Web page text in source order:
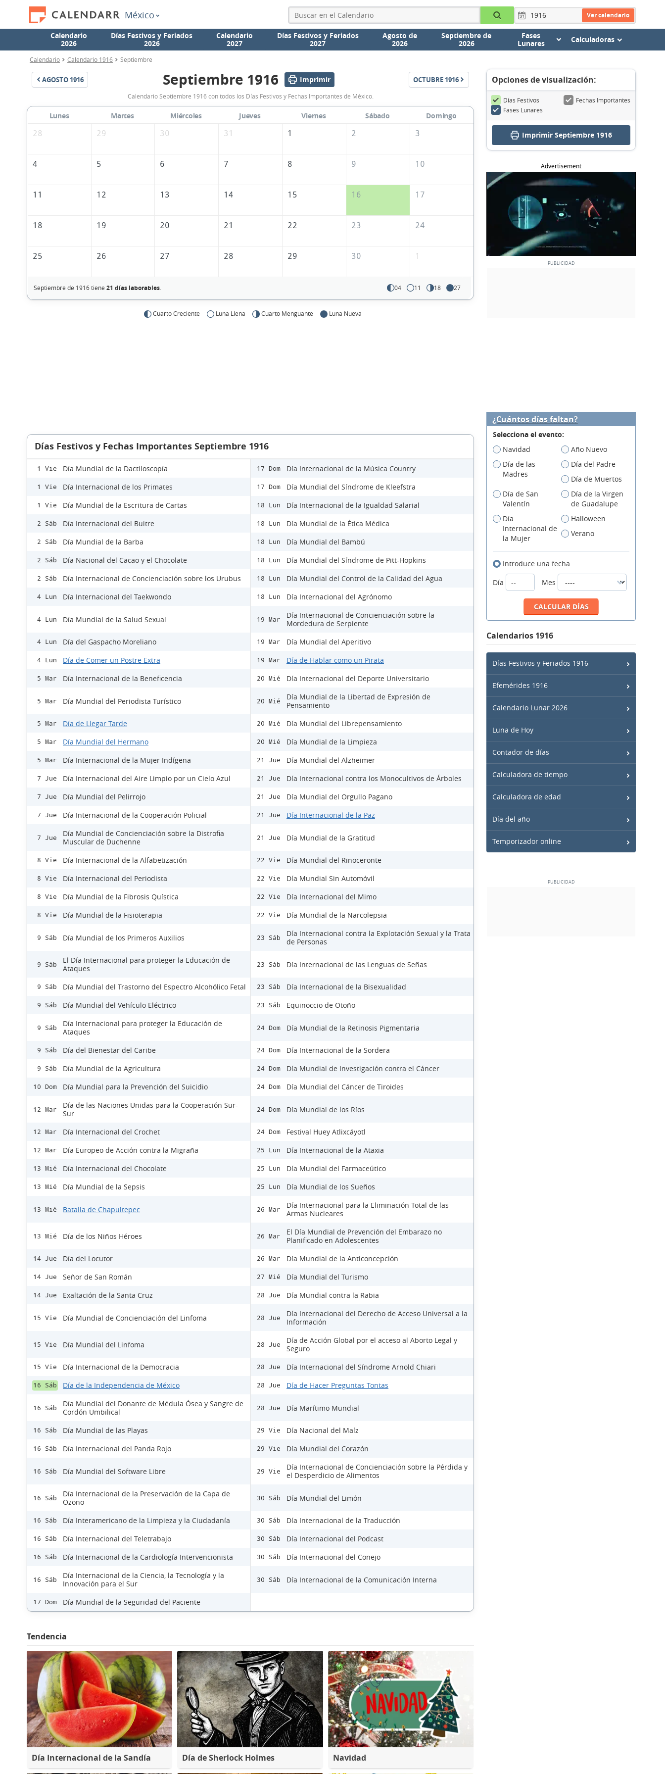
México Ver calendario
Calendario
2026
Días Festivos y Feriados
2026
Calendario
2027
Días Festivos y Feriados
2027
Agosto de
2026
Septiembre de
2026
Fases
Lunares
Calculadoras
Calendario Calendario 1916 Septiembre
AGOSTO 1916
Calendario
Septiembre
1916
México
Septiembre 1916 Imprimir OCTUBRE 1916
Calendario Septiembre 1916 con todos los Días Festivos y Fechas Importantes de México.
Lunes Martes Miércoles Jueves Viernes Sábado
Domingo
28
29 30 31 1 2 3
4 5 6 7 8 9 10
11 12 13 14 15 16 17
18 19 20 21 22 23 24
25 26 27 28 29 30 1
Septiembre de 1916 tiene 21 días laborables. 04 11 18 27
Cuarto Creciente Luna Llena Cuarto Menguante Luna Nueva
Opciones de visualización:
Días Festivos
Fechas Importantes
Fases Lunares
Imprimir Septiembre 1916
Advertisement
Días Festivos y Fechas Importantes Septiembre 1916
1 Vie Día Mundial de la Dactiloscopía
1 Vie Día Internacional de los Primates
1 Vie Día Mundial de la Escritura de Cartas
2 Sáb Día Internacional del Buitre
2 Sáb Día Mundial de la Barba
2 Sáb Día Nacional del Cacao y el Chocolate
2 Sáb Día Internacional de Concienciación sobre los Urubus
4 Lun Día Internacional del Taekwondo
4 Lun Día Mundial de la Salud Sexual
4 Lun Día del Gaspacho Moreliano
4 Lun Día de Comer un Postre Extra
5 Mar Día Internacional de la Beneficencia
5 Mar Día Mundial del Periodista Turístico
5 Mar Día de Llegar Tarde
5 Mar Día Mundial del Hermano
5 Mar Día Internacional de la Mujer Indígena
7 Jue Día Internacional del Aire Limpio por un Cielo Azul
7 Jue Día Mundial del Pelirrojo
7 Jue Día Internacional de la Cooperación Policial
7 Jue
Día Mundial de Concienciación sobre la Distrofia
Muscular de Duchenne
8 Vie Día Internacional de la Alfabetización
8 Vie Día Internacional del Periodista
8 Vie Día Mundial de la Fibrosis Quística
8 Vie Día Mundial de la Fisioterapia
9 Sáb Día Mundial de los Primeros Auxilios
9 Sáb
El Día Internacional para proteger la Educación de
Ataques
9 Sáb Día Mundial del Trastorno del Espectro Alcohólico Fetal
9 Sáb Día Mundial del Vehículo Eléctrico
9 Sáb
Día Internacional para proteger la Educación de
Ataques
9 Sáb Día del Bienestar del Caribe
9 Sáb Día Mundial de la Agricultura
10 Dom Día Mundial para la Prevención del Suicidio
12 Mar
Día de las Naciones Unidas para la Cooperación Sur-
Sur
12 Mar Día Internacional del Crochet
12 Mar Día Europeo de Acción contra la Migraña
13 Mié Día Internacional del Chocolate
13 Mié Día Mundial de la Sepsis
13 Mié Batalla de Chapultepec
13 Mié Día de los Niños Héroes
14 Jue Día del Locutor
14 Jue Señor de San Román
14 Jue Exaltación de la Santa Cruz
15 Vie Día Mundial de Concienciación del Linfoma
15 Vie Día Mundial del Linfoma
15 Vie Día Internacional de la Democracia
16 Sáb Día de la Independencia de México
16 Sáb
Día Mundial del Donante de Médula Ósea y Sangre de
Cordón Umbilical
16 Sáb Día Mundial de las Playas
16 Sáb Día Internacional del Panda Rojo
16 Sáb Día Mundial del Software Libre
16 Sáb
Día Internacional de la Preservación de la Capa de
Ozono
16 Sáb Día Interamericano de la Limpieza y la Ciudadanía
16 Sáb Día Internacional del Teletrabajo
16 Sáb Día Internacional de la Cardiología Intervencionista
16 Sáb
Día Internacional de la Ciencia, la Tecnología y la
Innovación para el Sur
17 Dom Día Mundial de la Seguridad del Paciente
17 Dom Día Internacional de la Música Country
17 Dom Día Mundial del Síndrome de Kleefstra
18 Lun Día Internacional de la Igualdad Salarial
18 Lun Día Mundial de la Ética Médica
18 Lun Día Mundial del Bambú
18 Lun Día Mundial del Síndrome de Pitt-Hopkins
18 Lun Día Mundial del Control de la Calidad del Agua
18 Lun Día Internacional del Agrónomo
19 Mar
Día Internacional de Concienciación sobre la
Mordedura de Serpiente
19 Mar Día Mundial del Aperitivo
19 Mar Día de Hablar como un Pirata
20 Mié Día Internacional del Deporte Universitario
20 Mié
Día Mundial de la Libertad de Expresión de
Pensamiento
20 Mié Día Mundial del Librepensamiento
20 Mié Día Mundial de la Limpieza
21 Jue Día Mundial del Alzheimer
21 Jue Día Internacional contra los Monocultivos de Árboles
21 Jue Día Mundial del Orgullo Pagano
21 Jue Día Internacional de la Paz
21 Jue Día Mundial de la Gratitud
22 Vie Día Mundial del Rinoceronte
22 Vie Día Mundial Sin Automóvil
22 Vie Día Internacional del Mimo
22 Vie Día Mundial de la Narcolepsia
23 Sáb
Día Internacional contra la Explotación Sexual y la Trata
de Personas
23 Sáb Día Internacional de las Lenguas de Señas
23 Sáb Día Internacional de la Bisexualidad
23 Sáb Equinoccio de Otoño
24 Dom Día Mundial de la Retinosis Pigmentaria
24 Dom Día Internacional de la Sordera
24 Dom Día Mundial de Investigación contra el Cáncer
24 Dom Día Mundial del Cáncer de Tiroides
24 Dom Día Mundial de los Ríos
24 Dom Festival Huey Atlixcáyotl
25 Lun Día Internacional de la Ataxia
25 Lun Día Mundial del Farmaceútico
25 Lun Día Mundial de los Sueños
26 Mar
Día Internacional para la Eliminación Total de las
Armas Nucleares
26 Mar
El Día Mundial de Prevención del Embarazo no
Planificado en Adolescentes
26 Mar Día Mundial de la Anticoncepción
27 Mié Día Mundial del Turismo
28 Jue Día Mundial contra la Rabia
28 Jue
Día Internacional del Derecho de Acceso Universal a la
Información
28 Jue
Día de Acción Global por el acceso al Aborto Legal y
Seguro
28 Jue Día Internacional del Síndrome Arnold Chiari
28 Jue Día de Hacer Preguntas Tontas
28 Jue Día Marítimo Mundial
29 Vie Día Nacional del Maíz
29 Vie Día Mundial del Corazón
29 Vie
Día Internacional de Concienciación sobre la Pérdida y
el Desperdicio de Alimentos
30 Sáb Día Mundial del Limón
30 Sáb Día Internacional de la Traducción
30 Sáb Día Internacional del Podcast
30 Sáb Día Internacional del Conejo
30 Sáb Día Internacional de la Comunicación Interna
Tendencia
Día Internacional de la Sandía Día de Sherlock Holmes Navidad
¿Cuántos días faltan?
Selecciona el evento:
Navidad
Año Nuevo
Día de las
Madres
Día del Padre
Día de Muertos
Día de San
Valentín
Día de la Virgen
de Guadalupe
Día
Internacional de
la Mujer
Halloween
Verano
Introduce una fecha
Día
Mes
Calendarios 1916
Días Festivos y Feriados 1916
Efemérides 1916
Calendario Lunar 2026
Luna de Hoy
Contador de días
Calculadora de tiempo
Calculadora de edad
Día del año
Temporizador online